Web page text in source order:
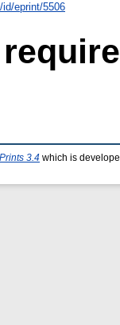
eprint/5506
3.4 which is